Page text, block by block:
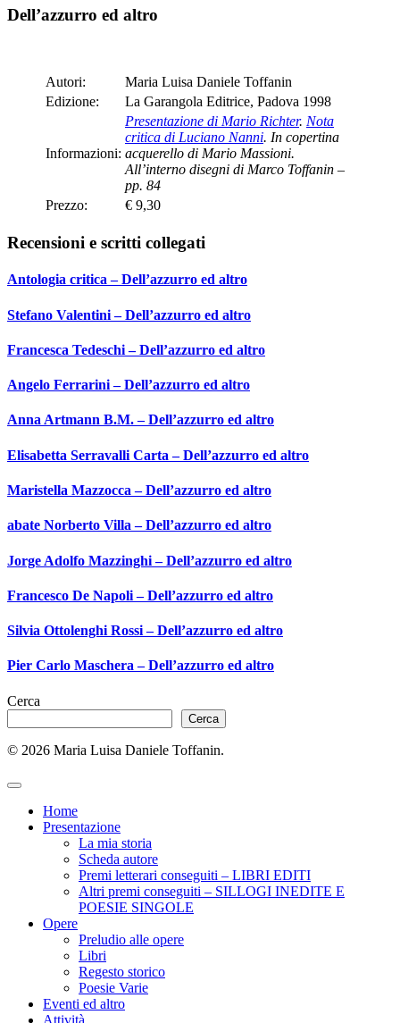
Dell’azzurro ed altro
Autori:
Maria Luisa Daniele Toffanin
Edizione:
La Garangola Editrice, Padova 1998
Informazioni:
Presentazione di Mario Richter. Nota
critica di Luciano Nanni. In copertina
acquerello di Mario Massioni.
All’interno disegni di Marco Toffanin –
pp. 84
Prezzo:
€ 9,30
Recensioni e scritti collegati
Antologia critica – Dell’azzurro ed altro
Stefano Valentini – Dell’azzurro ed altro
Francesca Tedeschi – Dell’azzurro ed altro
Angelo Ferrarini – Dell’azzurro ed altro
Anna Artmann B.M. – Dell’azzurro ed altro
Elisabetta Serravalli Carta – Dell’azzurro ed altro
Maristella Mazzocca – Dell’azzurro ed altro
abate Norberto Villa – Dell’azzurro ed altro
Jorge Adolfo Mazzinghi – Dell’azzurro ed altro
Francesco De Napoli – Dell’azzurro ed altro
Silvia Ottolenghi Rossi – Dell’azzurro ed altro
Pier Carlo Maschera – Dell’azzurro ed altro
Cerca
Cerca
© 2026 Maria Luisa Daniele Toffanin.
Home
Presentazione
La mia storia
Scheda autore
Premi letterari conseguiti – LIBRI EDITI
Altri premi conseguiti – SILLOGI INEDITE E
POESIE SINGOLE
Opere
Preludio alle opere
Libri
Regesto storico
Poesie Varie
Eventi ed altro
Attività